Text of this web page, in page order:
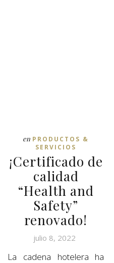
en PRODUCTOS &
SERVICIOS
¡Certificado de
calidad
“Health and
Safety”
renovado!
julio 8, 2022
La cadena hotelera ha